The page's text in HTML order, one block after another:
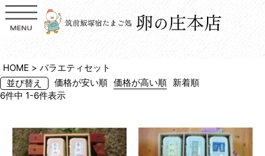
HOME
バラエティセット
並び替え
価格が安い順 価格が高い順 新着順
6件中 1-6件表示